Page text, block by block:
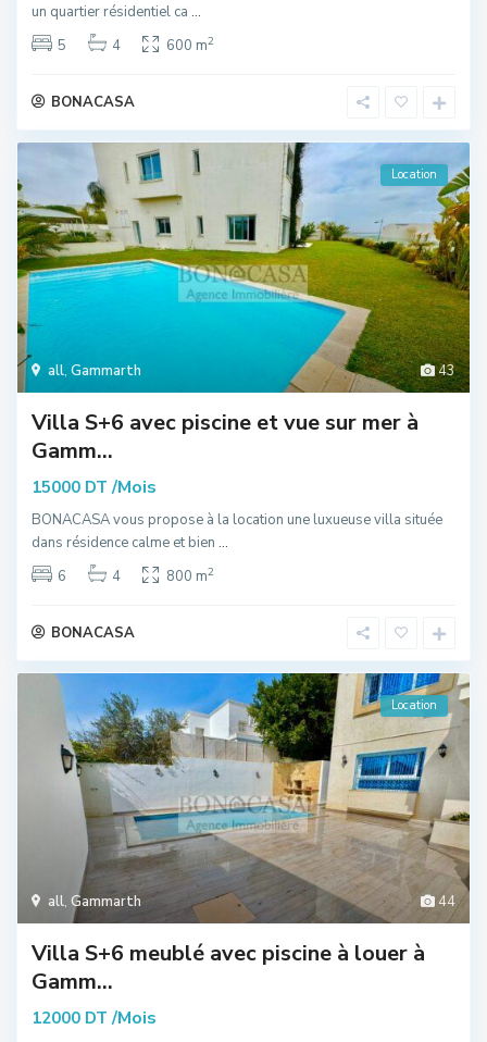
un quartier résidentiel ca ...
5
4 600 m2
BONACASA
43
all, Gammarth
Location
Villa S+6 avec piscine et vue sur mer à
Gamm...
15000 DT /Mois
BONACASA vous propose à la location une luxueuse villa située
dans résidence calme et bien ...
6
4 800 m2
BONACASA
44
all, Gammarth
Location
Villa S+6 meublé avec piscine à louer à
Gamm...
12000 DT /Mois